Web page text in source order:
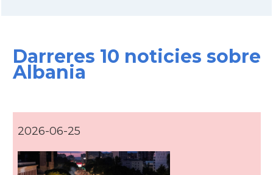
Darreres 10 noticies sobre
Albania
2026-06-25